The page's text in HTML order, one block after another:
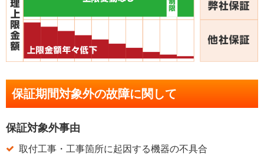
保証期間対象外の故障に関して
保証対象外事由
取付工事・工事箇所に起因する機器の不具合